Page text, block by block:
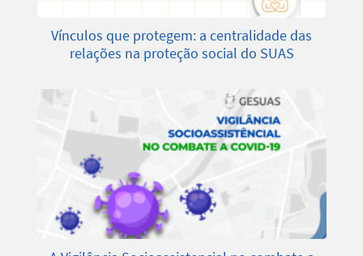
Vínculos que protegem: a centralidade das
relações na proteção social do SUAS